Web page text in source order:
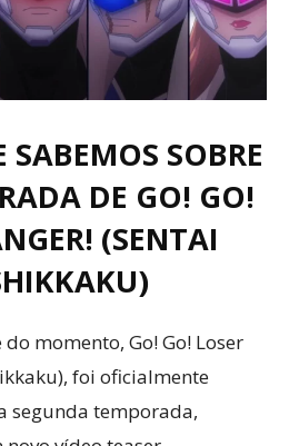
SOBRE
DE GO! GO!
(SENTAI
momento, Go! Go! Loser
foi oficialmente
segunda temporada,